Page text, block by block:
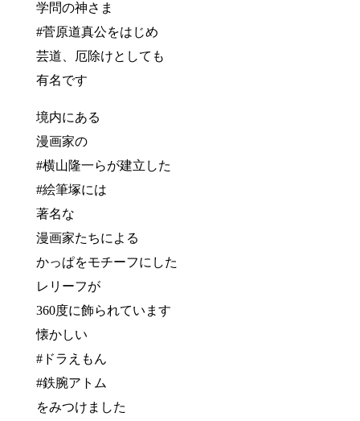
学問の神さま
#菅原道真公をはじめ
芸道、厄除けとしても
有名です
境内にある
漫画家の
#横山隆一らが建立した
#絵筆塚には
著名な
漫画家たちによる
かっぱをモチーフにした
レリーフが
360度に飾られています
懐かしい
#ドラえもん
#鉄腕アトム
をみつけました